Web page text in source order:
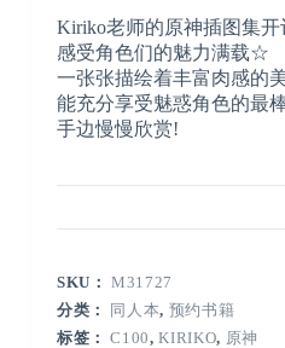
Kiriko老师的原神插图集开
感受角色们的魅力满载☆
一张张描绘着丰富肉感的
能充分享受魅惑角色的最
手边慢慢欣赏!
SKU：M31727
分类： 同人本, 预约书籍
标签：C100,KIRIKO, 原神